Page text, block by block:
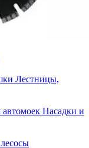
Лестницы,
Насадки и